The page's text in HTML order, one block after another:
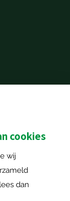
cookies
wij
dan